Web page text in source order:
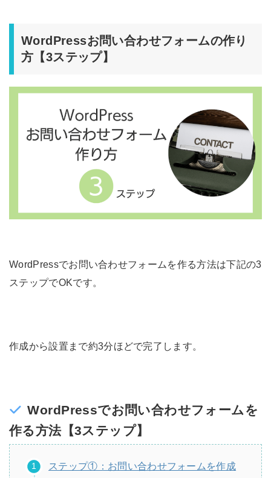
WordPressお問い合わせフォームの作り
方【3ステップ】
WordPressでお問い合わせフォームを作る方法は下記の3
ステップでOKです。
作成から設置まで約3分ほどで完了します。
WordPressでお問い合わせフォームを
作る方法【3ステップ】
ステップ①：お問い合わせフォームを作成